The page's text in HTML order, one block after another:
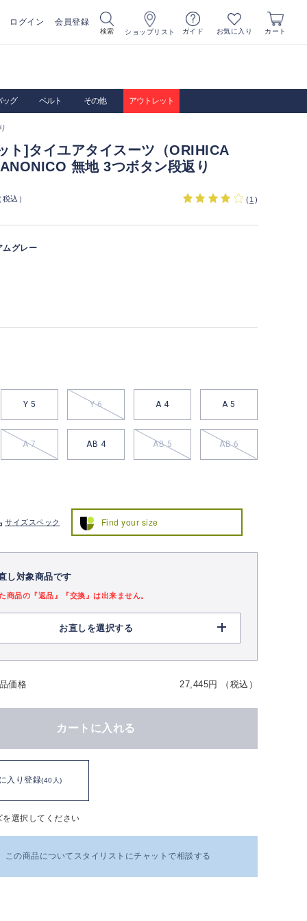
ログイン 会員登録
検索 ショップリスト ガイド お気に入り カート
ッグ ベルト その他 アウトレット
ト]タイユアタイスーツ（ORIHICA
無地 3つボタン段返り
込） (1 )
ムグレー
Y 5 Y 6 A 4 A 5
A 7 AB 4 AB 5 AB 6
サイズスペック Find your size
し対象商品です
商品の『返品』『交換』は出来ません。
お直しを選択する
価格 27,445円 （税込）
カートに入れる
入り登録(40人)
選択してください
この商品についてスタイリストにチャットで相談する